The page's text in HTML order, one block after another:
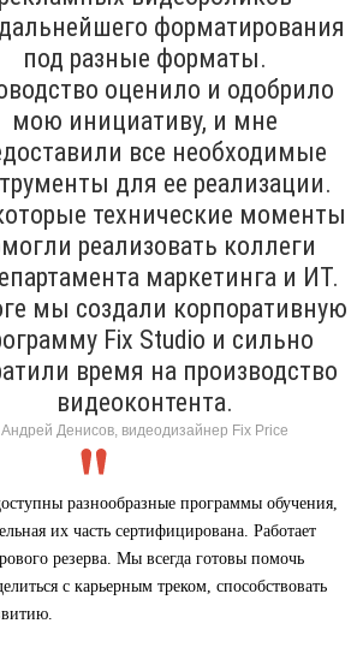
форматирования
под разные форматы.
оценило и одобрило
мою инициативу, и мне
все необходимые
для ее реализации.
технические моменты
реализовать коллеги
маркетинга и ИТ.
мы создали корпоративную
Fix Studio и сильно
время на производство
видеоконтента.
Андрей Денисов, видеодизайнер Fix Price
разнообразные программы обучения,
их часть сертифицирована. Работает
резерва. Мы всегда готовы помочь
с карьерным треком, способствовать